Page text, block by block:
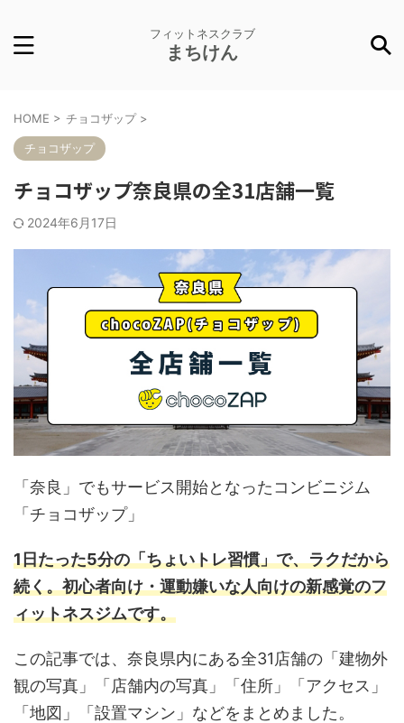
フィットネスクラブ
まちけん
HOME > チョコザップ >
チョコザップ
チョコザップ奈良県の全31店舗一覧
2024年6月17日
「奈良」でもサービス開始となったコンビニジム
「チョコザップ」
1日たった5分の「ちょいトレ習慣」で、ラクだから
続く。初心者向け・運動嫌いな人向けの新感覚のフ
ィットネスジムです。
この記事では、奈良県内にある全31店舗の「建物外
観の写真」「店舗内の写真」「住所」「アクセス」
「地図」「設置マシン」などをまとめました。